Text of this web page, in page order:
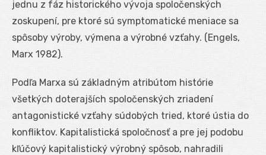
jednu z fáz historického vývoja spoločenských
zoskupení, pre ktoré sú symptomatické meniace sa
spôsoby výroby, výmena a výrobné vzťahy. (Engels,
Marx 1982).
Podľa Marxa sú základným atribútom histórie
všetkých doterajších spoločenských zriadení
antagonistické vzťahy súdobých tried, ktoré ústia do
konfliktov. Kapitalistická spoločnosť a pre jej podobu
kľúčový kapitalistický výrobný spôsob, nahradili